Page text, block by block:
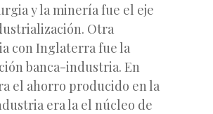
y la minería fue el eje
Otra
con Inglaterra fue la
banca-industria. En
el ahorro producido en la
era la el núcleo de